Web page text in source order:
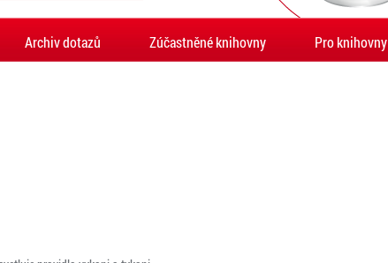
Archiv dotazů Zúčastněné knihovny Pro knihovny